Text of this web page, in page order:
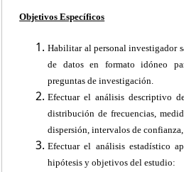
Objetivos Específicos
Habilitar al personal investigador
de datos en formato idóneo
preguntas de investigación.
Efectuar el análisis descriptivo
distribución de frecuencias,
dispersión, intervalos de
Efectuar el análisis estadístico
hipótesis y objetivos del estudio: